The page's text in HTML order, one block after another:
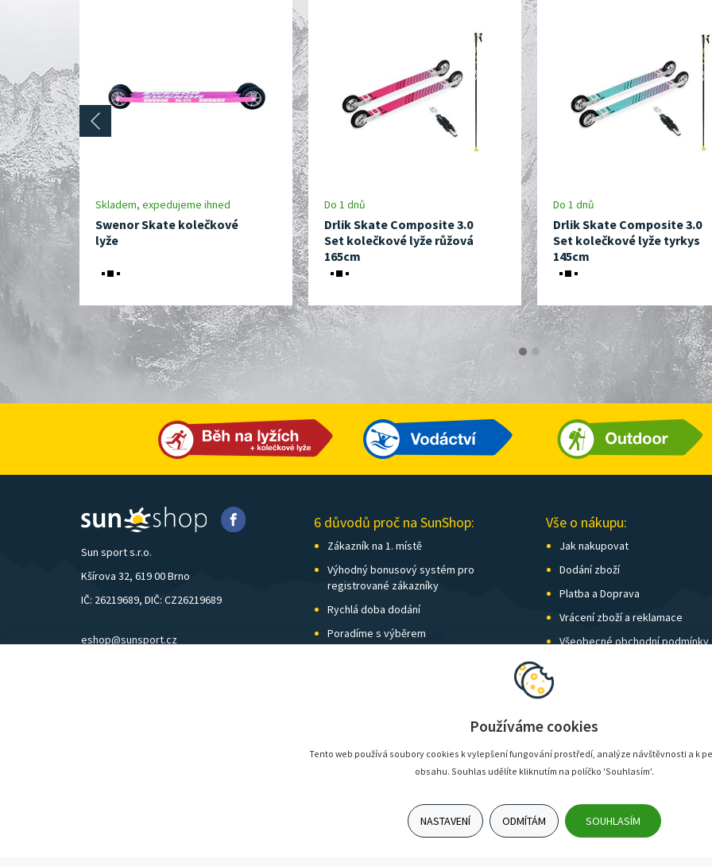
Skladem, expedujeme ihned
Swenor Skate kolečkové
lyže
Do 1 dnů
Drlik Skate Composite 3.0
Set kolečkové lyže růžová
165cm
Do 1 dnů
Drlik Skate Composite 3.0
Set kolečkové lyže tyrkys
145cm
prev
Sun sport s.r.o.
Kšírova 32, 619 00 Brno
IČ: 26219689, DIČ: CZ26219689
eshop@sunsport.cz
6 důvodů proč na SunShop:
Zákazník na 1. místě
Výhodný bonusový systém pro
registrované zákazníky
Rychlá doba dodání
Poradíme s výběrem
Vše o nákupu:
Jak nakupovat
Dodání zboží
Platba a Doprava
Vrácení zboží a reklamace
Všeobecné obchodní podmínky
Používáme cookies
Tento web používá soubory cookies k vylepšení fungování prostředí, analýze návštěvnosti a k
obsahu. Souhlas udělíte kliknutím na políčko 'Souhlasím'.
NASTAVENÍ ODMÍTÁM SOUHLASÍM